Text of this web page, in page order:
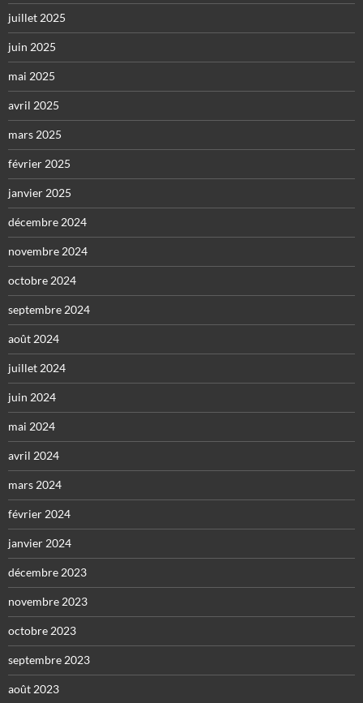
juillet 2025
juin 2025
mai 2025
avril 2025
mars 2025
février 2025
janvier 2025
décembre 2024
novembre 2024
octobre 2024
septembre 2024
août 2024
juillet 2024
juin 2024
mai 2024
avril 2024
mars 2024
février 2024
janvier 2024
décembre 2023
novembre 2023
octobre 2023
septembre 2023
août 2023